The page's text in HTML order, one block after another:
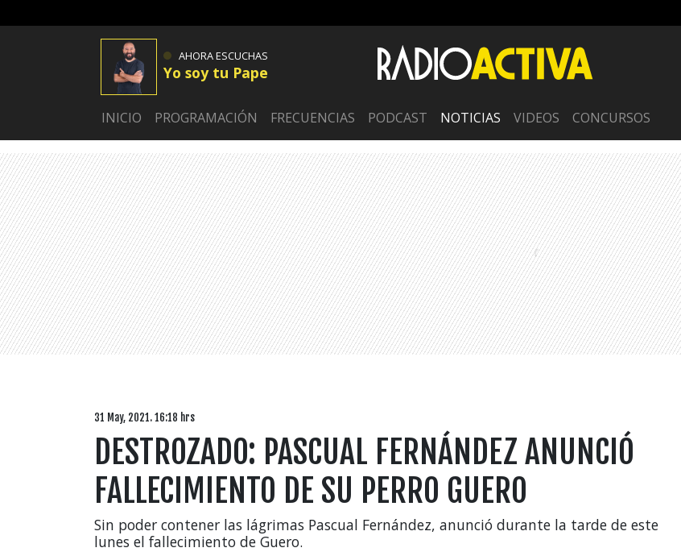
AHORA ESCUCHAS
Yo soy tu Pape
INICIO PROGRAMACIÓN FRECUENCIAS PODCAST NOTICIAS VIDEOS CONCURSOS
31 May, 2021. 16:18 hrs
DESTROZADO: PASCUAL FERNÁNDEZ ANUNCIÓ
FALLECIMIENTO DE SU PERRO GUERO
Sin poder contener las lágrimas Pascual Fernández, anunció durante la tarde de este
lunes el fallecimiento de Guero.